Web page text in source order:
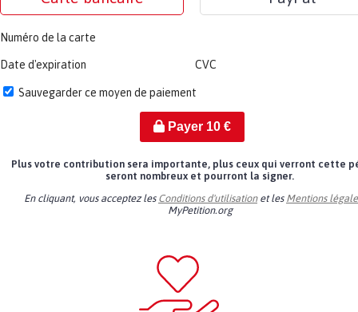
Numéro de la carte
Date d'expiration CVC
Sauvegarder ce moyen de paiement
Payer 10€
Plus votre contribution sera importante, plus ceux qui verront cette
seront nombreux et pourront la signer.
En cliquant, vous acceptez les Conditions d'utilisationet les Mentions
MyPetition.org